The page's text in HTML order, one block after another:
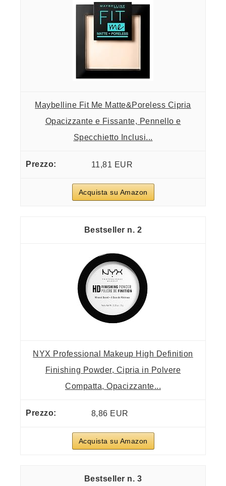
Maybelline Fit Me Matte&Poreless Cipria
Opacizzante e Fissante, Pennello e
Specchietto Inclusi...
11,81 EUR
Acquista su Amazon
2
NYX Professional Makeup High Definition
Finishing Powder, Cipria in Polvere
Compatta, Opacizzante...
8,86 EUR
Acquista su Amazon
3